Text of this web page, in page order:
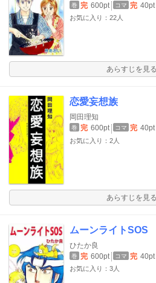
巻 完 600pt コマ 完 40pt
お気に入り：22人
あらすじを見
恋愛妄想族
岡田理知
巻 完 600pt コマ 完 40pt
お気に入り：2人
あらすじを見
ムーンライトSOS
ひたか良
巻 完 600pt コマ 完 40pt
お気に入り：3人